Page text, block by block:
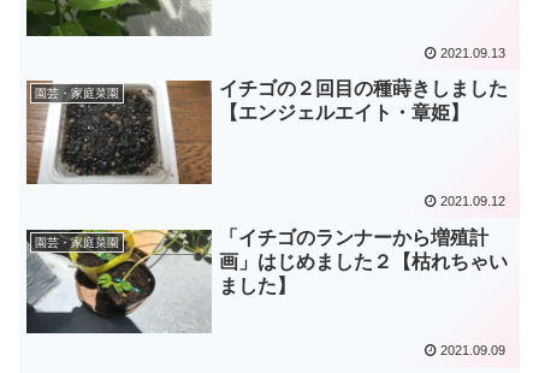
2021.09.13
園芸・家庭菜園
イチゴの２回目の種蒔きしました
【エンジェルエイト・章姫】
2021.09.12
園芸・家庭菜園
「イチゴのランナーから増殖計
画」はじめました２【枯れちゃい
ました】
2021.09.09